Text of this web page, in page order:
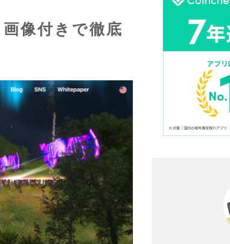
像付きで徹底